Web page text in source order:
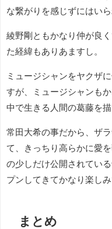
な繋がりを感じずにはい
綾野剛ともかなり仲が良
た経緯もありあますし。
ミュージシャンをヤクザ
すが、ミュージシャンも
中で生きる人間の葛藤を
常田大希の事だから、ザ
て、きっちり高らかに愛
の少しだけ公開されてい
プンしてきてかなり楽しみ
まとめ